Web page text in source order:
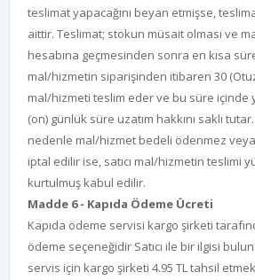
teslimat yapacağını beyan etmişse,
aittir. Teslimat; stokun müsait olması ve
hesabına geçmesinden sonra en kısa
mal/hizmetin siparişinden itibaren 30
mal/hizmeti teslim eder ve bu süre içinde
(on) günlük süre uzatım hakkını saklı
nedenle mal/hizmet bedeli ödenmez
iptal edilir ise, satıcı mal/hizmetin teslimi
kurtulmuş kabul edilir.
Madde 6 - Kapıda Ödeme Ücreti
Kapıda ödeme servisi kargo şirketi
ödeme seçeneğidir Satıcı ile bir ilgisi
servis için kargo şirketi 4.95 TL tahsil